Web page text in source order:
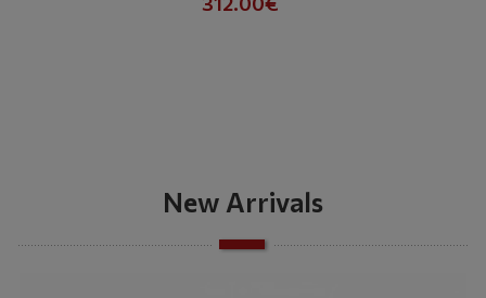
New Arrivals